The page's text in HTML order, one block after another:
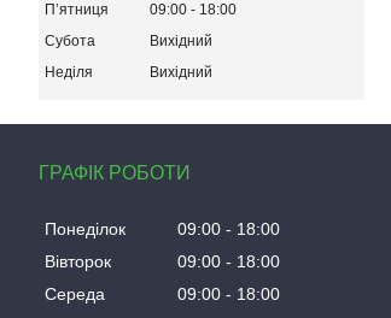
Пʼятниця
09:00
18:00
Субота
Вихідний
Неділя
Вихідний
ГРАФІК РОБОТИ
Понеділок 09:00
18:00
Вівторок
09:00
18:00
Середа
09:00
18:00